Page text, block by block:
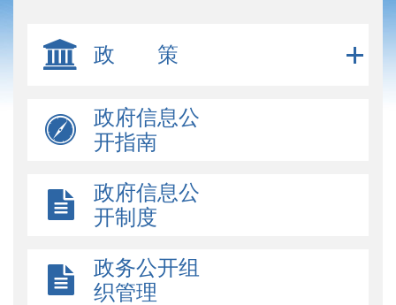
政 策
政府信息公
开指南
政府信息公
开制度
政务公开组
织管理